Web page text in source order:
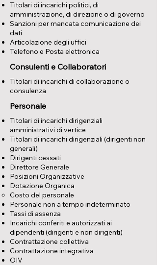
Titolari di incarichi politici, di
amministrazione, di direzione o di governo
Sanzioni per mancata comunicazione dei
dati
Articolazione degli uffici
Telefono e Posta elettronica
Consulenti e Collaboratori
Titolari di incarichi di collaborazione o
consulenza
Personale
Titolari di incarichi dirigenziali
amministrativi di vertice
Titolari di incarichi dirigenziali (dirigenti non
generali)
Dirigenti cessati
Direttore Generale
Posizioni Organizzative
Dotazione Organica
Costo del personale
Personale non a tempo indeterminato
Tassi di assenza
Incarichi conferiti e autorizzati ai
dipendenti (dirigenti e non dirigenti)
Contrattazione collettiva
Contrattazione integrativa
OIV